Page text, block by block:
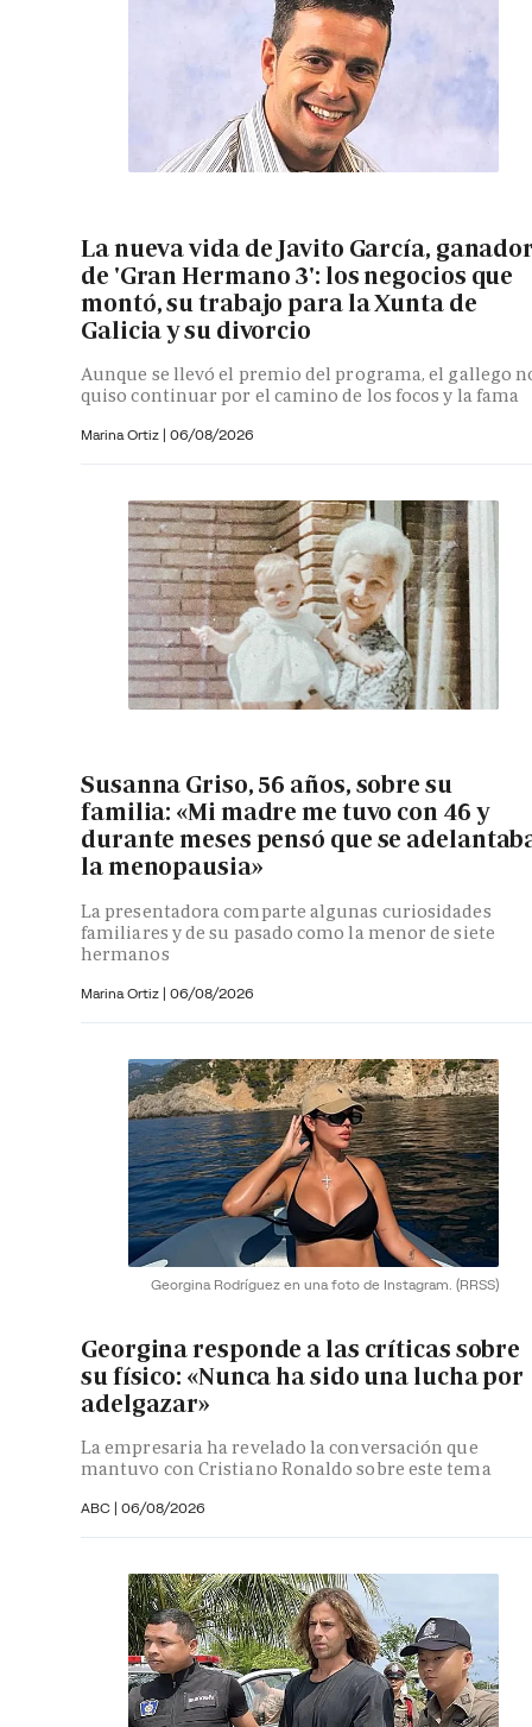
La nueva vida de Javito García,
de 'Gran Hermano 3': los negocios que
montó, su trabajo para la Xunta de
Galicia y su divorcio
Aunque se llevó el premio del programa, el gallego
quiso continuar por el camino de los focos y la fama
Marina Ortiz | 06/08/2026
Susanna Griso, 56 años, sobre su
familia: «Mi madre me tuvo con 46 y
durante meses pensó que se
la menopausia»
La presentadora comparte algunas curiosidades
familiares y de su pasado como la menor de siete
hermanos
Marina Ortiz | 06/08/2026
Georgina Rodríguez en una foto de Instagram. (RRSS)
Georgina responde a las críticas sobre
su físico: «Nunca ha sido una lucha por
adelgazar»
La empresaria ha revelado la conversación que
mantuvo con Cristiano Ronaldo sobre este tema
ABC | 06/08/2026